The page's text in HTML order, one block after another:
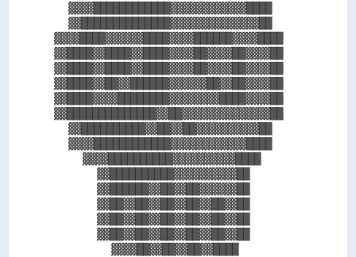
  ▓▓▓▓████████████▓▓▓▓▓▓▓▓▓▓▓▓████
  ▓▓██████████████▓▓▓▓▓▓▓▓▓▓▓▓▓▓██
▓▓▓▓████▓▓▓▓▓▓████▓▓▓▓██████▓▓▓▓████
▓▓████▓▓████▓▓████▓▓▓▓██▓▓▓▓██▓▓▓▓██
▓▓████▓▓████▓▓████▓▓▓▓██▓▓▓▓██▓▓▓▓██
▓▓████▓▓██▓▓██████▓▓▓▓▓▓██▓▓██▓▓▓▓██
▓▓████▓▓▓▓████████▓▓▓▓▓▓▓▓████▓▓▓▓██
▓▓██████████████▓▓██▓▓▓▓▓▓▓▓▓▓▓▓▓▓██
  ▓▓██████████▓▓██▓▓██▓▓▓▓▓▓▓▓▓▓██
  ▓▓▓▓████████████▓▓▓▓▓▓▓▓▓▓▓▓████
    ▓▓▓▓██████████▓▓▓▓▓▓▓▓▓▓████
      ▓▓██████████▓▓▓▓▓▓▓▓▓▓██
      ▓▓██████▓▓██▓▓██▓▓▓▓▓▓██
      ▓▓██▓▓██▓▓██▓▓██▓▓██▓▓██
      ▓▓██▓▓██▓▓██▓▓██▓▓██▓▓██
      ▓▓██▓▓██▓▓██▓▓██▓▓██▓▓██
        ▓▓▓▓██▓▓██▓▓██▓▓████